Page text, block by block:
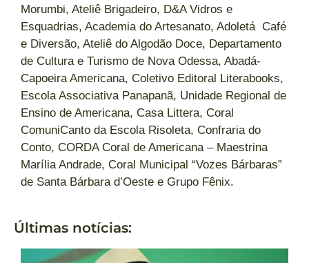
Morumbi, Ateliê Brigadeiro, D&A Vidros e
Esquadrias, Academia do Artesanato, Adoletá Café
e Diversão, Ateliê do Algodão Doce, Departamento
de Cultura e Turismo de Nova Odessa, Abadá-
Capoeira Americana, Coletivo Editoral Literabooks,
Escola Associativa Panapanã, Unidade Regional de
Ensino de Americana, Casa Littera, Coral
ComuniCanto da Escola Risoleta, Confraria do
Conto, CORDA Coral de Americana – Maestrina
Marília Andrade, Coral Municipal “Vozes Bárbaras”
de Santa Bárbara d’Oeste e Grupo Fênix.
Últimas notícias: